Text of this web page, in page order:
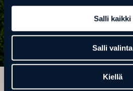
Salli kaikki
Salli valinta
Kiellä
Ota yhteyttä
VILLA KUULAS